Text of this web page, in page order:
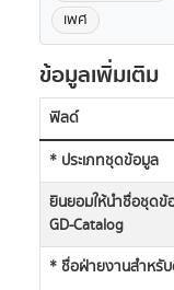
เพศ
ข้อมูลเพิ่มเติม
ฟิลด์
* ประเภทชุดข้อมูล
ยินยอมให้นำชื่อชุดข้
GD-Catalog
* ชื่อฝ่ายงานสำหรั